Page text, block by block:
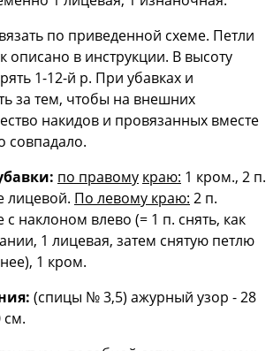
вязать по приведен­ной схеме. Петли
описано в инструкции. В высоту
1-12-й р. При убавках и
за тем, чтобы на внешних
накидов и провязанных вме­сте
совпадало.
по правому краю: 1 кром., 2 п.
лицевой. По левому краю: 2 п.
с наклоном влево (= 1 п. снять, как
1 лицевая, затем снятую петлю
1 кром.
(спицы № 3,5) ажурный узор - 28
см.